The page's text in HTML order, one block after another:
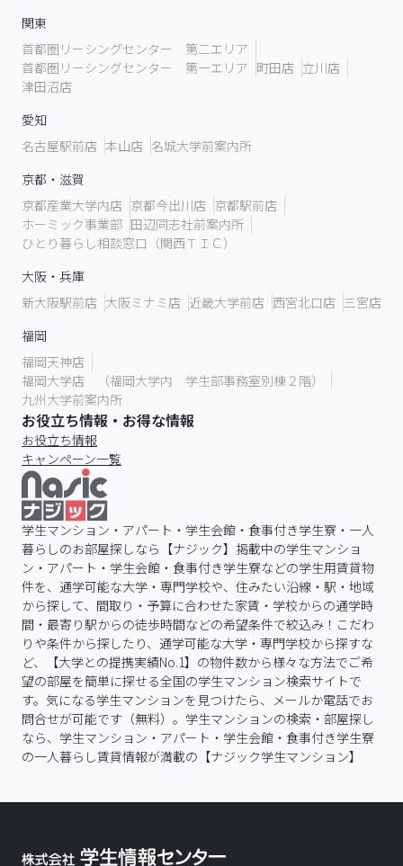
関東
首都圏リーシングセンター 第二エリア
首都圏リーシングセンター 第一エリア 町田店 立川店
津田沼店
愛知
名古屋駅前店 本山店 名城大学前案内所
京都・滋賀
京都産業大学内店 京都今出川店 京都駅前店
ホーミック事業部 田辺同志社前案内所
ひとり暮らし相談窓口（関西ＴＩＣ）
大阪・兵庫
新大阪駅前店 大阪ミナミ店 近畿大学前店 西宮北口店 三宮店
福岡
福岡天神店
福岡大学店 （福岡大学内 学生部事務室別棟２階）
九州大学前案内所
お役立ち情報・お得な情報
お役立ち情報
キャンペーン一覧
学生マンション・アパート・学生会館・食事付き学生寮・一人
暮らしのお部屋探しなら【ナジック】掲載中の学生マンショ
ン・アパート・学生会館・食事付き学生寮などの学生用賃貸物
件を、通学可能な大学・専門学校や、住みたい沿線・駅・地域
から探して、間取り・予算に合わせた家賃・学校からの通学時
間・最寄り駅からの徒歩時間などの希望条件で絞込み！こだわ
りや条件から探したり、通学可能な大学・専門学校から探すな
ど、【大学との提携実績No.1】の物件数から様々な方法でご希
望の部屋を簡単に探せる全国の学生マンション検索サイトで
す。気になる学生マンションを見つけたら、メールか電話でお
問合せが可能です（無料）。学生マンションの検索・部屋探し
なら、学生マンション・アパート・学生会館・食事付き学生寮
の一人暮らし賃貸情報が満載の【ナジック学生マンション】